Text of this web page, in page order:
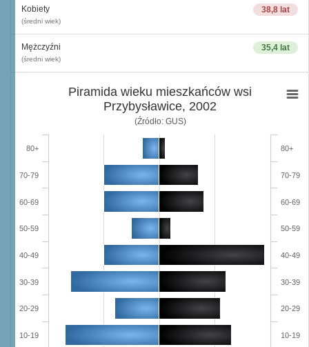
38,8 lat
Kobiety
(średni wiek)
35,4 lat
Mężczyźni
(średni wiek)
Piramida wieku mieszkańców wsi
Przybysławice, 2002
(Źródło: GUS)
10-19
20-29
30-39
40-49
50-59
60-69
70-79
80+
10-19
20-29
30-39
40-49
50-59
60-69
70-79
80+